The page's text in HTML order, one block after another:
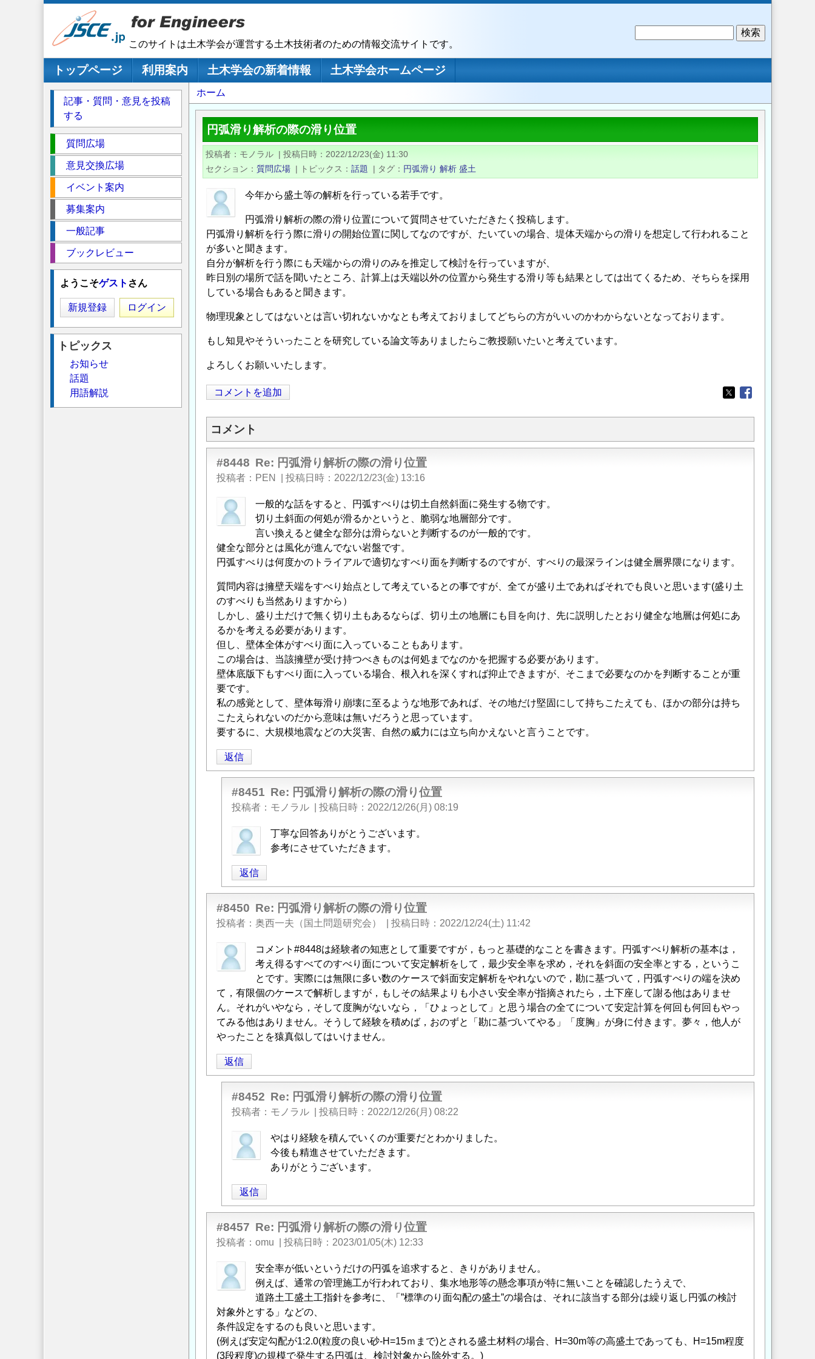
このサイトは土木学会が運営する土木技術者のための情報交流サイトです。
メインナビゲーション
トップページ 利用案内 土木学会の新着情報
土木学会ホームページ
パ
ン
ず
ホーム
円弧滑り解析の際の滑り位置
投稿者 モノラル | 投稿日時
2022/12/23(金) 11:30
セクション
質問広場 | トピックス 話題 | タグ 円弧滑り 解析 盛土
今年から盛土等の解析を行っている若手です。
円弧滑り解析の際の滑り位置について質問させていただきたく投稿します。
円弧滑り解析を行う際に滑りの開始位置に関してなのですが、たいていの場合、堤体天端からの滑りを想定して行われること
が多いと聞きます。
自分が解析を行う際にも天端からの滑りのみを推定して検討を行っていますが、
昨日別の場所で話を聞いたところ、計算上は天端以外の位置から発生する滑り等も結果としては出てくるため、そちらを採用
している場合もあると聞きます。
物理現象としてはないとは言い切れないかなとも考えておりましてどちらの方がいいのかわからないとなっております。
もし知見やそういったことを研究している論文等ありましたらご教授願いたいと考えています。
よろしくお願いいたします。
コメントを追加
Opens in a new
Opens in a new
コメント
#8448 Re: 円弧滑り解析の際の滑り位置
投稿者 PEN 投稿日時 2022/12/23(金) 13:16
一般的な話をすると、円弧すべりは切土自然斜面に発生する物です。
切り土斜面の何処が滑るかというと、脆弱な地層部分です。
言い換えると健全な部分は滑らないと判断するのが一般的です。
健全な部分とは風化が進んでない岩盤です。
円弧すべりは何度かのトライアルで適切なすべり面を判断するのですが、すべりの最深ラインは健全層界隈になります。
質問内容は擁壁天端をすべり始点として考えているとの事ですが、全てが盛り土であればそれでも良いと思います(盛り土
のすべりも当然ありますから）
しかし、盛り土だけで無く切り土もあるならば、切り土の地層にも目を向け、先に説明したとおり健全な地層は何処にあ
るかを考える必要があります。
但し、壁体全体がすべり面に入っていることもあります。
この場合は、当該擁壁が受け持つべきものは何処までなのかを把握する必要があります。
壁体底版下もすべり面に入っている場合、根入れを深くすれば抑止できますが、そこまで必要なのかを判断することが重
要です。
私の感覚として、壁体毎滑り崩壊に至るような地形であれば、その地だけ堅固にして持ちこたえても、ほかの部分は持ち
こたえられないのだから意味は無いだろうと思っています。
要するに、大規模地震などの大災害、自然の威力には立ち向かえないと言うことです。
返信
#8451 Re: 円弧滑り解析の際の滑り位置
投稿者 モノラル 投稿日時 2022/12/26(月) 08:19
匿
名
稿
者
に
よ
「
円
滑
り
解
析
の
際
の
滑
り
置」
へ
返
信
丁寧な回答ありがとうございます。
参考にさせていただきます。
返信
#8450 Re: 円弧滑り解析の際の滑り位置
投稿者 奥西一夫（国土問題研究会） 投稿日時 2022/12/24(土) 11:42
コメント#8448は経験者の知恵として重要ですが，もっと基礎的なことを書きます。円弧すべり解析の基本は，
考え得るすべてのすべり面について安定解析をして，最少安全率を求め，それを斜面の安全率とする，というこ
とです。実際には無限に多い数のケースで斜面安定解析をやれないので，勘に基づいて，円弧すべりの端を決め
て，有限個のケースで解析しますが，もしその結果よりも小さい安全率が指摘されたら，土下座して謝る他はありませ
ん。それがいやなら，そして度胸がないなら，「ひょっとして」と思う場合の全てについて安定計算を何回も何回もやっ
てみる他はありません。そうして経験を積めば，おのずと「勘に基づいてやる」「度胸」が身に付きます。夢々，他人が
やったことを猿真似してはいけません。
返信
#8452 Re: 円弧滑り解析の際の滑り位置
投稿者 モノラル 投稿日時 2022/12/26(月) 08:22
匿
名
者
に
よ
る
円
弧
り
解
析
の
やはり経験を積んでいくのが重要だとわかりました。
今後も精進させていただきます。
ありがとうございます。
返信
#8457 Re: 円弧滑り解析の際の滑り位置
投稿者 omu 投稿日時 2023/01/05(木) 12:33
安全率が低いというだけの円弧を追求すると、きりがありません。
例えば、通常の管理施工が行われており、集水地形等の懸念事項が特に無いことを確認したうえで、
道路土工盛土工指針を参考に、「”標準のり面勾配の盛土”の場合は、それに該当する部分は繰り返し円弧の検討
対象外とする」などの、
条件設定をするのも良いと思います。
(例えば安定勾配が1:2.0(粒度の良い砂-H=15ｍまで)とされる盛土材料の場合、H=30m等の高盛土であっても、H=15m程度
(3段程度)の規模で発生する円弧は、検討対象から除外する。)
記事・質問・意見を投稿
する
ク
シ
質問広場
意見交換広場
イベント案内
募集案内
一般記事
ブックレビュー
ようこそゲスト さん
新規登録 ログイン
トピックス
お知らせ
話題
用語解説